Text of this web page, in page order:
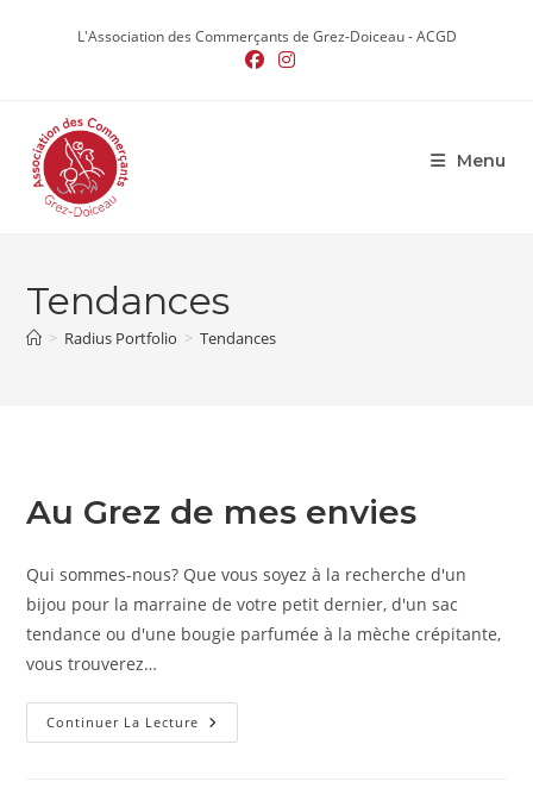
L'Association des Commerçants de Grez-Doiceau - ACGD
Menu
Tendances
> Radius Portfolio > Tendances
Au Grez de mes envies
Qui sommes-nous? Que vous soyez à la recherche d'un
bijou pour la marraine de votre petit dernier, d'un sac
tendance ou d'une bougie parfumée à la mèche crépitante,
vous trouverez…
Continuer La Lecture Au
Grez